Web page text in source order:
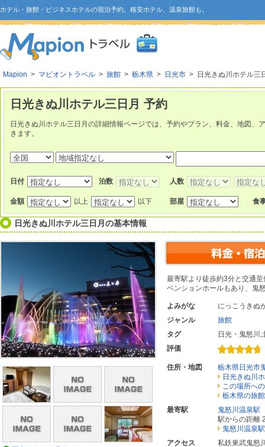
ホテル・旅館・ビジネスホテルの宿泊予約。格安ホテル、温泉旅館も。
Mapion > マピオントラベル > 旅館 > 栃木県 > 日光市 > 日光きぬ川ホテル三
日光きぬ川ホテル三日月 予約
日光きぬ川ホテル三日月の詳細情報ページでは、予約やプラン、料金、地図、
きます。
日付 泊数 人数
金額 以上 以下 部屋 食
日光きぬ川ホテル三日月 の基本情報
最寄駅より徒歩約3分と交通
ベンションホールもあり、鬼
よみがな
にっこうきぬ
ジャンル
旅館
タグ
日光・鬼怒川 ,
評価
住所・地図
栃木県日光市
日光きぬ川
この場所へ
栃木県の旅館
最寄駅
鬼怒川温泉駅
駅からの距離
鬼怒川温泉
アクセス
私鉄東武鬼怒